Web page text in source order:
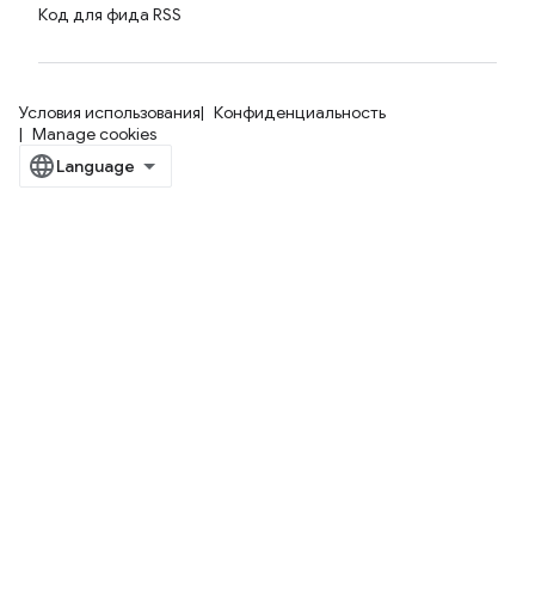
Код для фида RSS
Условия использования
Конфиденциальность
Manage cookies